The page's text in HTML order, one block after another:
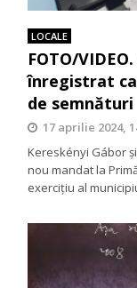
LOCALE
FOTO/
înregistrat
de semnături
17 aprilie 2024,
Kereskényi Gábor
nou mandat la
exercițiu al